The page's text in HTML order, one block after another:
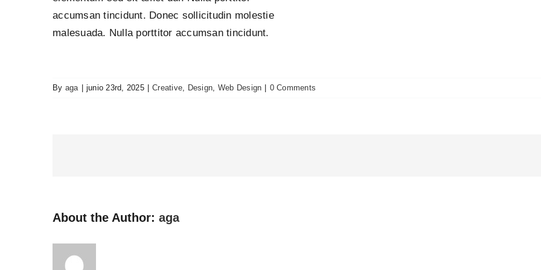
accumsan tincidunt. Donec sollicitudin molestie
malesuada. Nulla porttitor accumsan tincidunt.
By aga | junio 23rd, 2025 | Creative Design Web Design | 0 Comments
About the Author: aga